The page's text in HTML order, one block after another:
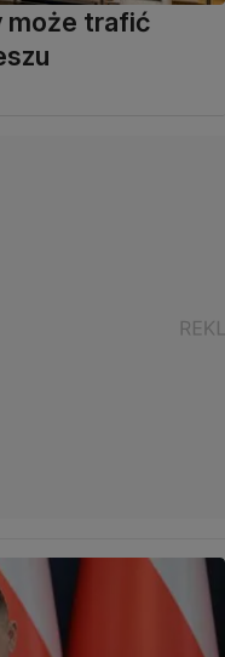
może trafić